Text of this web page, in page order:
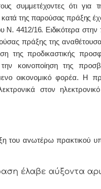
συμμετέχοντες ότι για
της παρούσας πράξης
Ν. 4412/16. Ειδικότερα στην
πράξης της
κοινοποίηση της
οικονομικό φορέα.
Η
στον
αvωτέρω πρακτικoύ
έλαβε αύξοντα